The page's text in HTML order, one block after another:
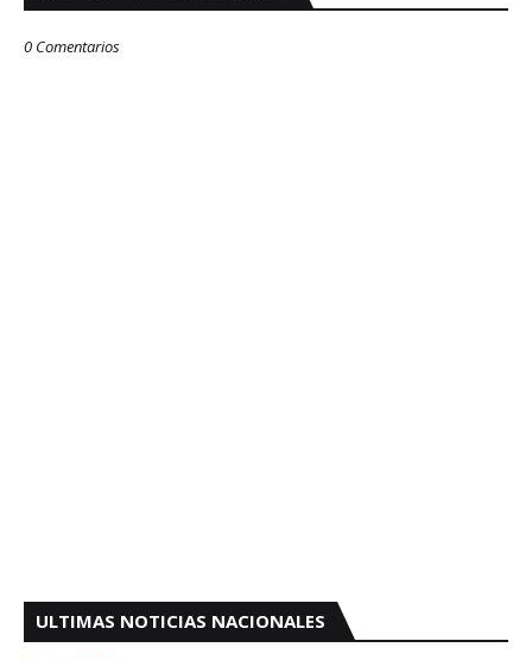
0 Comentarios
ULTIMAS NOTICIAS NACIONALES